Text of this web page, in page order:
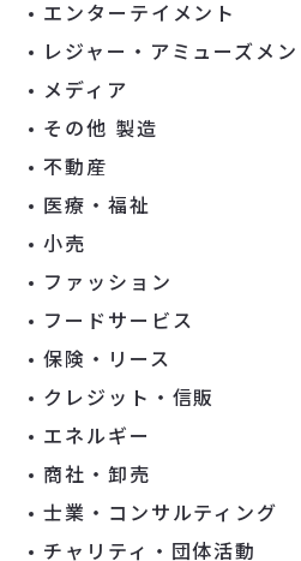
エンターテイメント
レジャー・アミューズメン
メディア
その他 製造
不動産
医療・福祉
小売
ファッション
フードサービス
保険・リース
クレジット・信販
エネルギー
商社・卸売
士業・コンサルティング
チャリティ・団体活動